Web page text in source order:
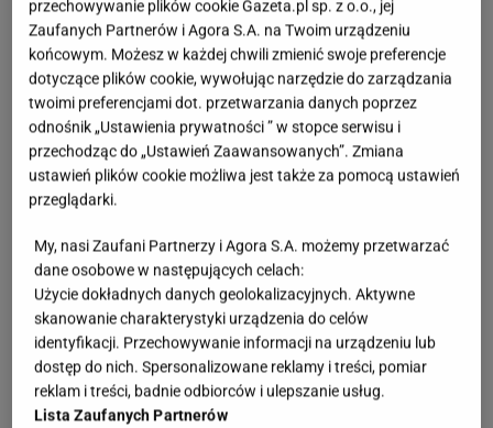
przechowywanie plików cookie Gazeta.pl sp. z o.o., jej
Zaufanych Partnerów i Agora S.A. na Twoim urządzeniu
końcowym. Możesz w każdej chwili zmienić swoje preferencje
dotyczące plików cookie, wywołując narzędzie do zarządzania
twoimi preferencjami dot. przetwarzania danych poprzez
odnośnik „Ustawienia prywatności ” w stopce serwisu i
przechodząc do „Ustawień Zaawansowanych”. Zmiana
ustawień plików cookie możliwa jest także za pomocą ustawień
przeglądarki.
My, nasi Zaufani Partnerzy i Agora S.A. możemy przetwarzać
dane osobowe w następujących celach:
Użycie dokładnych danych geolokalizacyjnych. Aktywne
skanowanie charakterystyki urządzenia do celów
identyfikacji. Przechowywanie informacji na urządzeniu lub
dostęp do nich. Spersonalizowane reklamy i treści, pomiar
reklam i treści, badnie odbiorców i ulepszanie usług.
Lista Zaufanych Partnerów